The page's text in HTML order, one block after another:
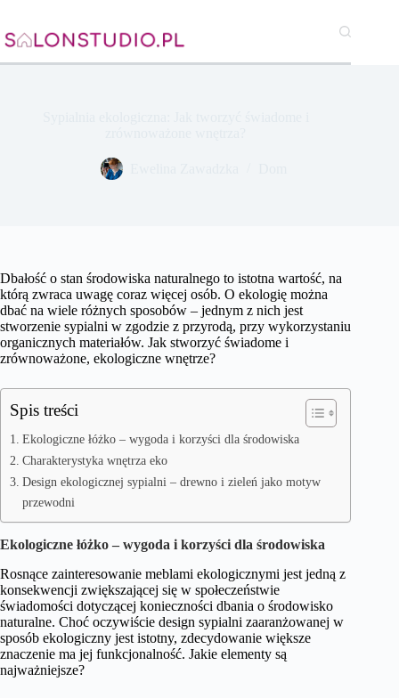
treści
Dbałość o stan środowiska naturalnego to istotna wartość, na
którą zwraca uwagę coraz więcej osób. O ekologię można
dbać na wiele różnych sposobów – jednym z nich jest
stworzenie sypialni w zgodzie z przyrodą, przy wykorzystaniu
organicznych materiałów. Jak stworzyć świadome i
zrównoważone, ekologiczne wnętrze?
Spis treści
Ekologiczne łóżko – wygoda i korzyści dla środowiska
Charakterystyka wnętrza eko
Design ekologicznej sypialni – drewno i zieleń jako motyw
przewodni
Ekologiczne łóżko – wygoda i korzyści dla środowiska
Rosnące zainteresowanie meblami ekologicznymi jest jedną z
konsekwencji zwiększającej się w społeczeństwie
świadomości dotyczącej konieczności dbania o środowisko
naturalne. Choć oczywiście design sypialni zaaranżowanej w
sposób ekologiczny jest istotny, zdecydowanie większe
znaczenie ma jej funkcjonalność. Jakie elementy są
najważniejsze?